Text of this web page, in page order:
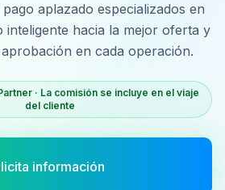
aplazado especializados en
inteligente hacia la mejor oferta y
en cada operación.
· La comisión se incluye en el viaje
del cliente
información